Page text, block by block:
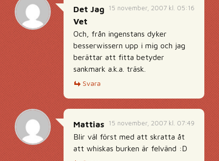
15 november, 2007 kl. 05:16
Det Jag
Vet
Och, från ingenstans dyker
besserwissern upp i mig och jag
berättar att fitta betyder
sankmark a.k.a. träsk.
Svara
15 november, 2007 kl. 07:49
Mattias
Blir väl först med att skratta åt
att whiskas burken är felvänd :D